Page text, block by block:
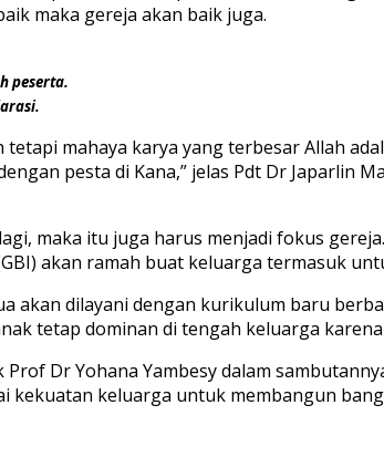
maka gereja akan baik juga.
peserta.
mahaya karya yang terbesar Allah
pesta di Kana,” jelas Pdt Dr Japarlin
maka itu juga harus menjadi fokus
akan ramah buat keluarga termasuk
akan dilayani dengan kurikulum baru
tetap dominan di tengah keluarga
Dr Yohana Yambesy dalam
keluarga untuk membangun